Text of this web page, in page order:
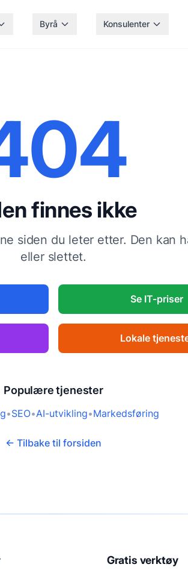
Byrå Konsulenter
finnes ikke
siden du leter etter. Den kan
eller slettet.
Se IT-priser
Lokale
Populære tjenester
•SEO•AI-utvikling•Markedsføring
← Tilbake til forsiden
Gratis verktøy